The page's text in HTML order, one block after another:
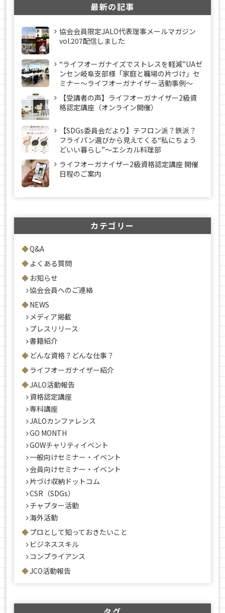
最新の記事
協会会員限定JALO代表理事メールマガジン
vol.207配信しました
“ライフオーガナイズでストレスを軽減”UAゼ
ンセン岐阜支部様「家庭と職場の片づけ」セ
ミナー～ライフオーガナイザー活動事例〜
【受講者の声】ライフオーガナイザー2級資
格認定講座（オンライン開催）
【SDGs委員会だより】テフロン派？鉄派？
フライパン選びから見えてくる“私にちょう
どいい暮らし”～エシカル料理部
ライフオーガナイザー2級資格認定講座 開催
日程のご案内
カテゴリー
Q&A
よくある質問
お知らせ
協会会員へのご連絡
NEWS
メディア掲載
プレスリリース
書籍紹介
どんな資格？どんな仕事？
ライフオーガナイザー紹介
JALO活動報告
資格認定講座
専科講座
JALOカンファレンス
GO MONTH
GOWチャリティイベント
一般向けセミナー・イベント
会員向けセミナー・イベント
片づけ収納ドットコム
CSR（SDGs）
チャプター活動
海外活動
プロとして知っておきたいこと
ビジネススキル
コンプライアンス
JCO活動報告